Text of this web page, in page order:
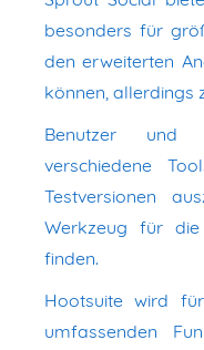
besonders für
den erweiterten
können, allerdings
Benutzer und
verschiedene
Testversionen
Werkzeug für die
finden.
Hootsuite wird
umfassenden